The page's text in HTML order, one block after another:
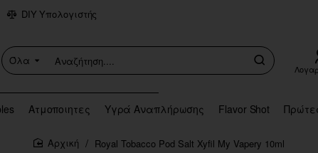
DIY Υπολογιστής
Όλα
Αναζήτηση....
Ατμοποιητες Υγρά Αναπλήρωσης Flavor Shot
Royal Tobacco Pod Salt Xyfil My Vapery 10ml